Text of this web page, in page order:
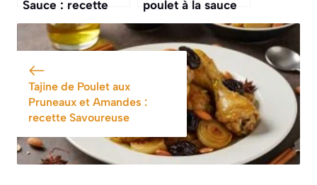
Sauce : recette
Savoureuse et
Épicée
poulet à la sauce
crémeuse :
recette facile et
savoureuse
Tajine de Poulet aux
Pruneaux et Amandes :
recette Savoureuse